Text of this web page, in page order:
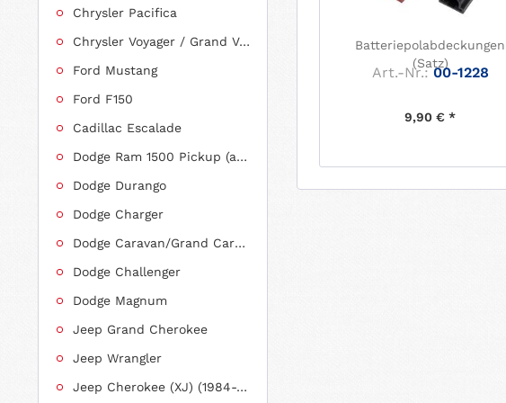
Chrysler Pacifica
Chrysler Voyager / Grand Voyager
Ford Mustang
Ford F150
Cadillac Escalade
Dodge Ram 1500 Pickup (ab 2011 siehe RAM)
Dodge Durango
Dodge Charger
Dodge Caravan/Grand Caravan
Dodge Challenger
Dodge Magnum
Jeep Grand Cherokee
Jeep Wrangler
Jeep Cherokee (XJ) (1984-2001)
Batteriepolabdeckungen
(Satz)
Art.-Nr.: 00-1228
9,90 € *